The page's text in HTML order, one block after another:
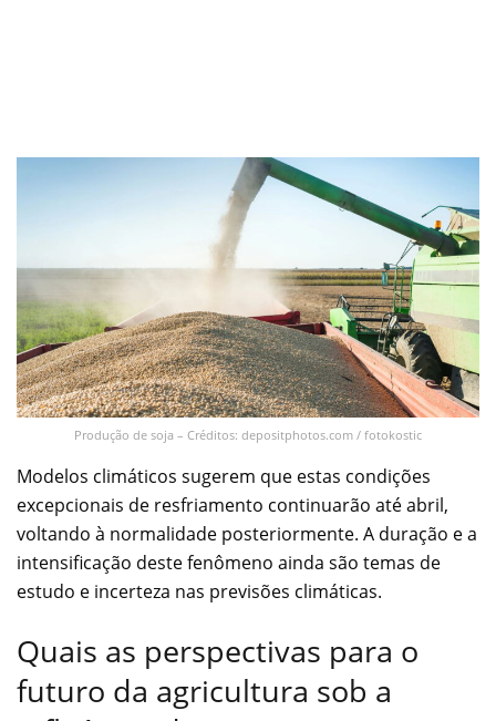
Produção de soja – Créditos: depositphotos.com / fotokostic
Modelos climáticos sugerem que estas condições
excepcionais de resfriamento continuarão até abril,
voltando à normalidade posteriormente. A duração e a
intensificação deste fenômeno ainda são temas de
estudo e incerteza nas previsões climáticas.
Quais as perspectivas para o
futuro da agricultura sob a